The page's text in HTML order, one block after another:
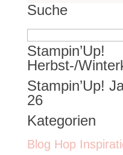
Suche
Suchen
nach:
Stampin’Up!
Herbst-/
Stampin’Up!
26
Kategorien
Blog Hop